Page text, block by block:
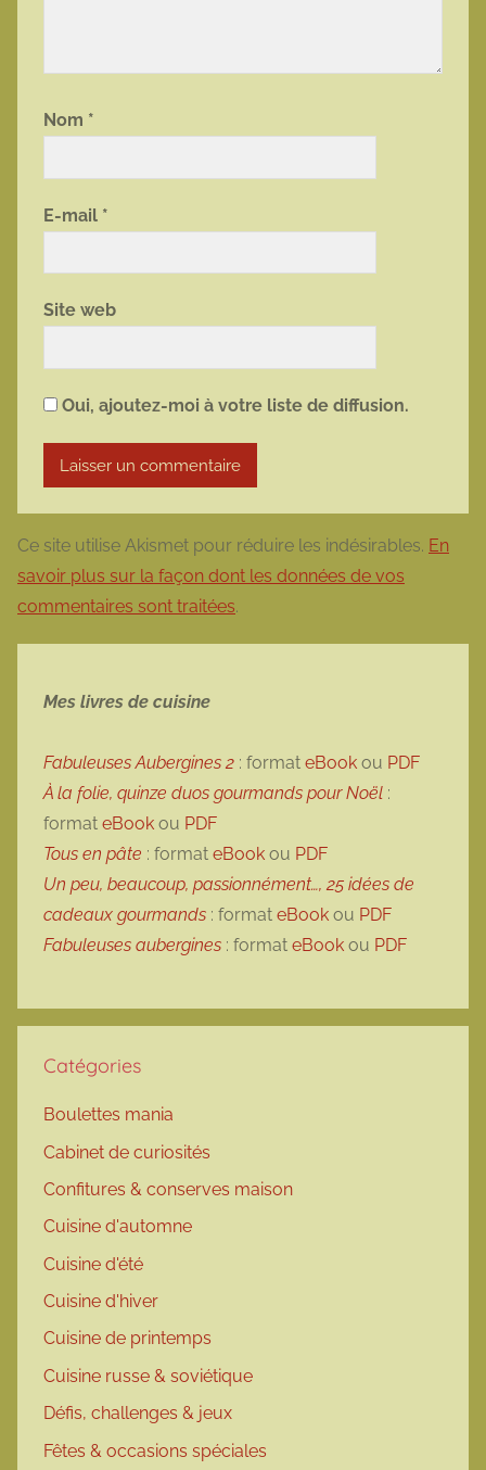
Nom *
E-mail *
Site web
Oui, ajoutez-moi à votre liste de diffusion.
Ce site utilise Akismet pour réduire les indésirables. En
savoir plus sur la façon dont les données de vos
commentaires sont traitées.
Mes livres de cuisine
Fabuleuses Aubergines 2 : format eBook ou PDF
À la folie, quinze duos gourmands pour Noël :
format eBook ou PDF
Tous en pâte : format eBook ou PDF
Un peu, beaucoup, passionnément…, 25 idées de
cadeaux gourmands : format eBook ou PDF
Fabuleuses aubergines : format eBook ou PDF
Catégories
Boulettes mania
Cabinet de curiosités
Confitures & conserves maison
Cuisine d'automne
Cuisine d'été
Cuisine d'hiver
Cuisine de printemps
Cuisine russe & soviétique
Défis, challenges & jeux
Fêtes & occasions spéciales